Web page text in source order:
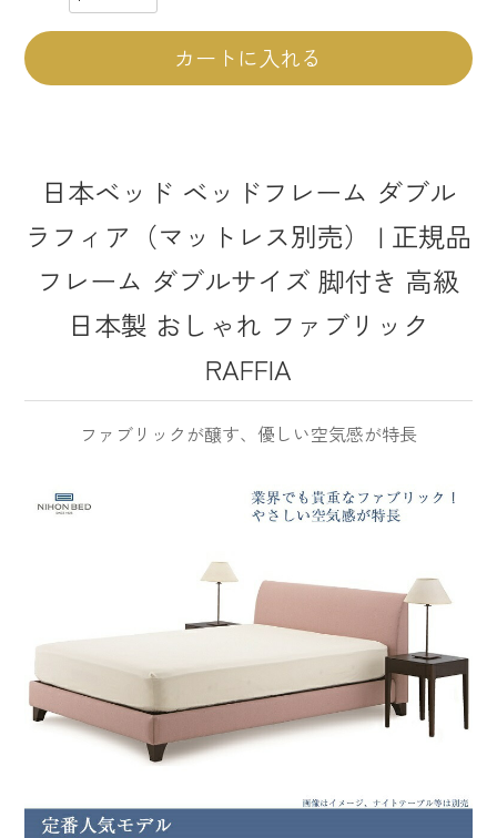
カートに入れる
日本ベッド ベッドフレーム ダブル
ラフィア（マットレス別売） | 正規品
フレーム ダブルサイズ 脚付き 高級
日本製 おしゃれ ファブリック
RAFFIA
ファブリックが醸す、優しい空気感が特長